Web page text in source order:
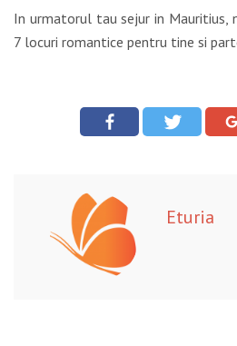
In urmatorul tau sejur in Mauritius,
7 locuri romantice pentru tine si
Eturia